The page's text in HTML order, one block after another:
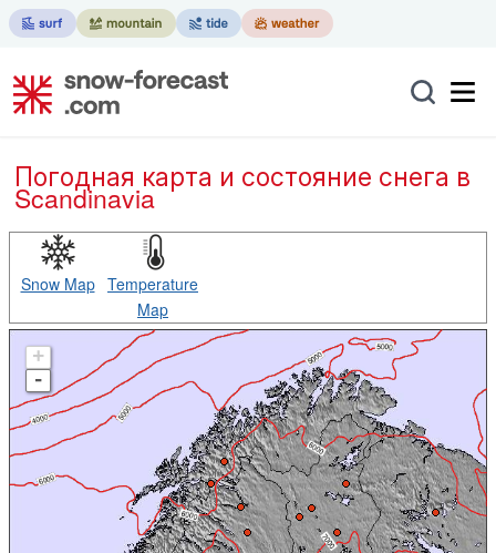
Погодная карта и состояние снега в
Scandinavia
Snow Map Temperature
Map
+
-